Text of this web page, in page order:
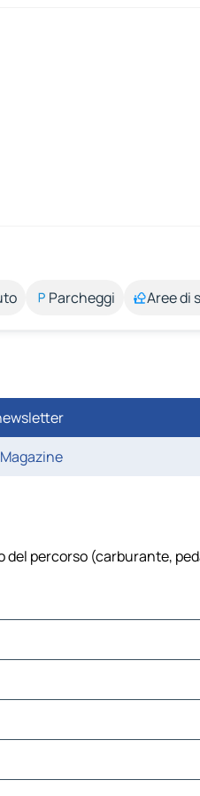
Parcheggi Aree di
percorso (carburante,